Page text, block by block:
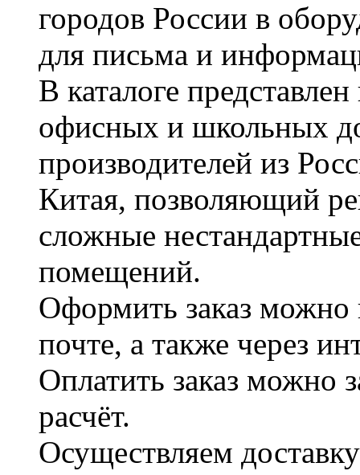
городов России в
для письма и
В каталоге
офисных и школьных
производителей из
Китая, позволяющий
сложные
помещений.
Оформить заказ можно
почте, а также через
Оплатить заказ можно
расчёт.
Осуществляем